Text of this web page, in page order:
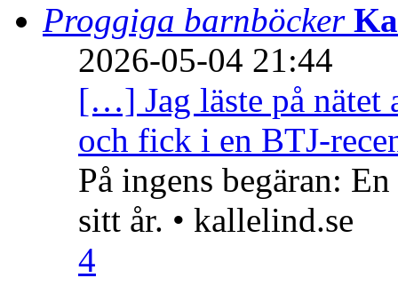
Proggiga barnböcker
2026-05-04 21:44
[…] Jag läste på nätet
och fick i en BTJ-
På ingens begäran:
sitt år. • kallelind.se
4